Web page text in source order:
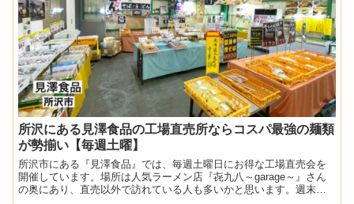
所沢にある見澤食品の工場直売所ならコスパ最強の麺類
が勢揃い【毎週土曜】
所沢市にある『見澤食品』では、毎週土曜日にお得な工場直売会を
開催しています。場所は人気ラーメン店『㐂九八～garage～』さん
の奥にあり、直売以外で訪れている人も多いかと思います。週末買